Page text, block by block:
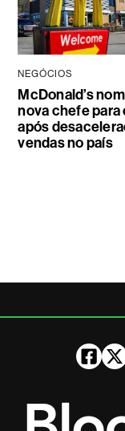
NEGÓCIOS
McDonald’s
nova chefe para
após
vendas no país